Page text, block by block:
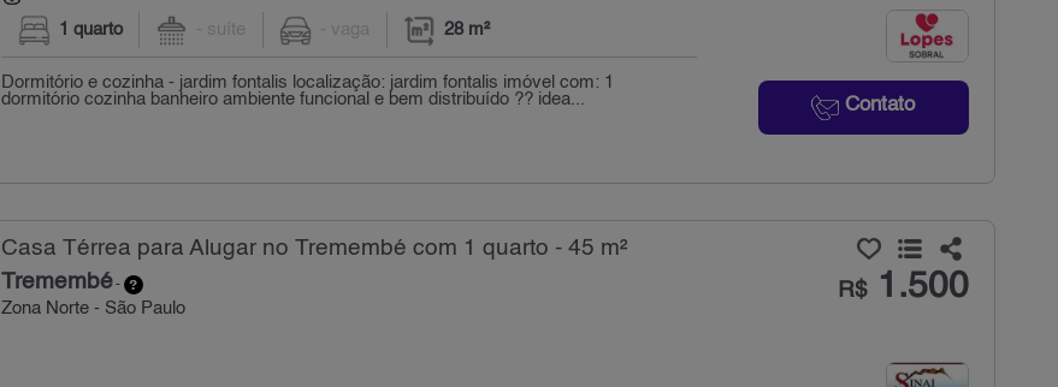
Contato
1 quarto - suíte - vaga 28 m²
Dormitório e cozinha - jardim fontalis localização: jardim fontalis imóvel com: 1
dormitório cozinha banheiro ambiente funcional e bem distribuído ?? idea...
Casa Térrea para Alugar no Tremembé com 1 quarto - 45 m²
Tremembé-
Zona Norte - São Paulo
R$1.500